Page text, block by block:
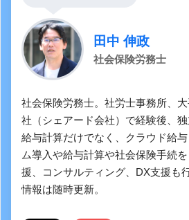
田中 伸政
社会保険労務士
社会保険労務士。社労士事務所、
社（シェアード会社）で経験後、独
給与計算だけでなく、クラウド給
ム導入や給与計算や社会保険手続
援、コンサルティング、DX支援も
情報は随時更新。